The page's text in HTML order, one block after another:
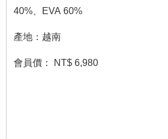
40%、EVA 60%
產地：越南
會員價： NT$ 6,980